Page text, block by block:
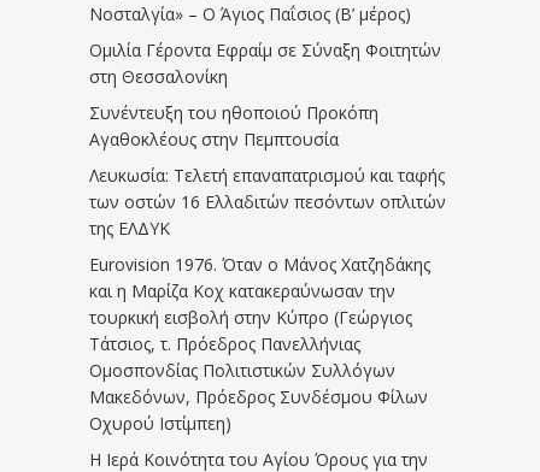
Νοσταλγία» – Ο Άγιος Παΐσιος (Β’ μέρος)
Ομιλία Γέροντα Εφραίμ σε Σύναξη Φοιτητών
στη Θεσσαλονίκη
Συνέντευξη του ηθοποιού Προκόπη
Αγαθοκλέους στην Πεμπτουσία
Λευκωσία: Τελετή επαναπατρισμού και ταφής
των οστών 16 Ελλαδιτών πεσόντων οπλιτών
της ΕΛΔΥΚ
Eurovision 1976. Όταν ο Μάνος Χατζηδάκης
και η Μαρίζα Κοχ κατακεραύνωσαν την
τουρκική εισβολή στην Κύπρο (Γεώργιος
Τάτσιος, τ. Πρόεδρος Πανελλήνιας
Ομοσπονδίας Πολιτιστικών Συλλόγων
Μακεδόνων, Πρόεδρος Συνδέσμου Φίλων
Οχυρού Ιστίμπεη)
Η Ιερά Κοινότητα του Αγίου Όρους για την